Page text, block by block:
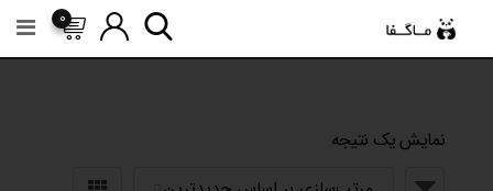
0
نمایش یک نتیجه